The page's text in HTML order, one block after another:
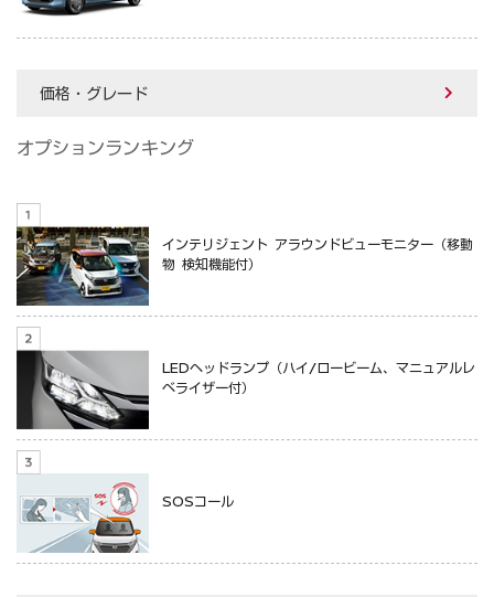
価格・グレード
オプションランキング
インテリジェント アラウンドビューモニター（移動
物 検知機能付）
LEDヘッドランプ（ハイ/ロービーム、マニュアルレ
ベライザー付）
SOSコール